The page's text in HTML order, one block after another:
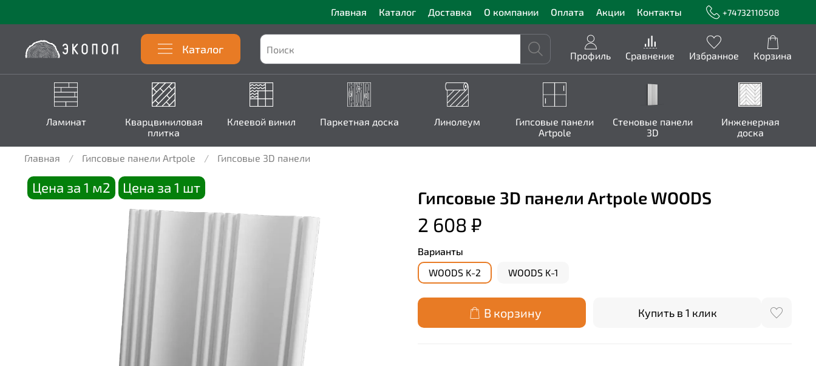
Главная Каталог Доставка О компании Оплата Акции Контакты +74732110508
Каталог Профиль Сравнение Избранное Корзина
Ламинат
Кварцвиниловая
плитка
Клеевой винил Паркетная доска Линолеум
Гипсовые панели
Artpole
Стеновые панели
3D
Инженерная
доска
Главная Гипсовые панели Artpole Гипсовые 3D панели
Цена за 1 м2 Цена за 1 шт Гипсовые 3D панели Artpole WOODS
2 608 ₽
Варианты
WOODS K-2
WOODS K-1
В корзину Купить в 1 клик